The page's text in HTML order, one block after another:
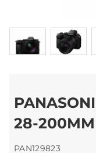
28-200MM
PAN129823